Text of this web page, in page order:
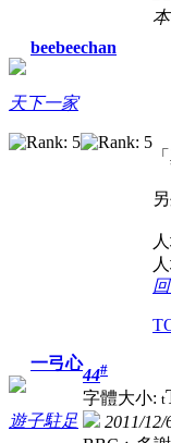
beebeechan
天下一家
一弓心
遊子駐足
44#
字體大小: t
2011/12/